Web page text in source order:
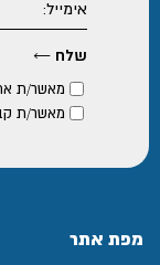
מאשר/ת
מאשר/ת
מפת אתר